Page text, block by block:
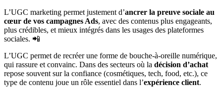
L’UGC marketing permet justement d’ancrer la preuve sociale au
cœur de vos campagnes Ads, avec des contenus plus engageants,
plus crédibles, et mieux intégrés dans les usages des plateformes
sociales. 📲
L’UGC permet de recréer une forme de bouche-à-oreille numérique,
qui rassure et convainc. Dans des secteurs où la décision d’achat
repose souvent sur la confiance (cosmétiques, tech, food, etc.), ce
type de contenu joue un rôle essentiel dans l’expérience client.